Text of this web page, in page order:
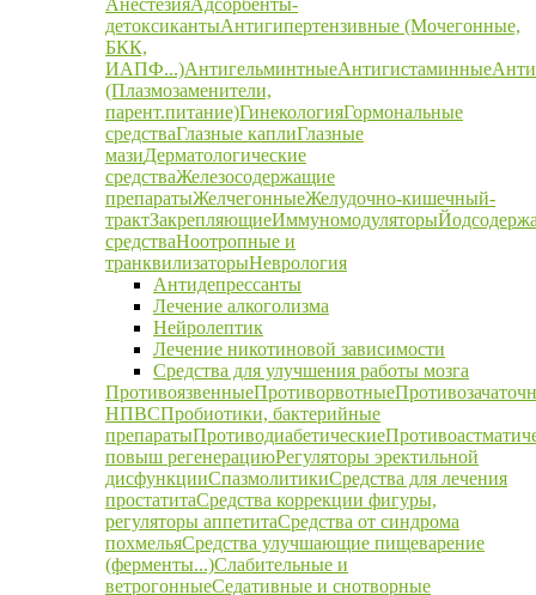
АнестезияАдсорбенты-
детоксикантыАнтигипертензивные (Мочегонные,
БКК,
ИАПФ...)АнтигельминтныеАнтигистаминные
(Плазмозаменители,
парент.питание)ГинекологияГормональные
средстваГлазные каплиГлазные
мазиДерматологические
средстваЖелезосодержащие
препаратыЖелчегонныеЖелудочно-кишечный-
трактЗакрепляющиеИммуномодуляторы
средстваНоотропные и
транквилизаторыНеврология
Антидепрессанты
Лечение алкоголизма
Нейролептик
Лечение никотиновой зависимости
Средства для улучшения работы мозга
ПротивоязвенныеПротиворвотные
НПВСПробиотики, бактерийные
препаратыПротиводиабетические
повыш регенерациюРегуляторы эректильной
дисфункцииСпазмолитикиСредства для лечения
простатитаСредства коррекции фигуры,
регуляторы аппетитаСредства от синдрома
похмельяСредства улучшающие пищеварение
(ферменты...)Слабительные и
ветрогонныеСедативные и снотворные